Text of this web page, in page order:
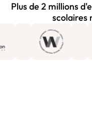
Plus de 2 millions
scolaires